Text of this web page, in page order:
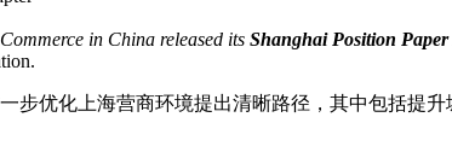
in China released its Shanghai Position Paper
一步优化上海营商环境提出清晰路径，其中包括提升